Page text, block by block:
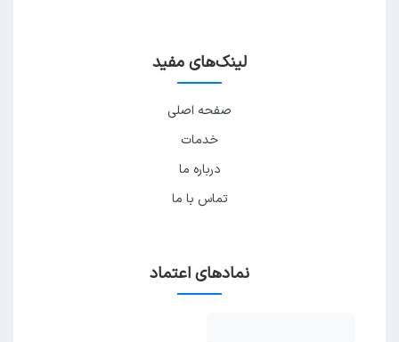
لینک‌های مفید
صفحه اصلی
خدمات
درباره ما
تماس با ما
نمادهای اعتماد